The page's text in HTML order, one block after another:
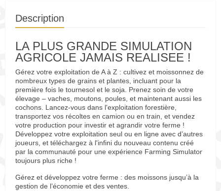
Description
LA PLUS GRANDE SIMULATION
AGRICOLE JAMAIS REALISEE !
Gérez votre exploitation de A à Z : cultivez et moissonnez de
nombreux types de grains et plantes, incluant pour la
première fois le tournesol et le soja. Prenez soin de votre
élevage – vaches, moutons, poules, et maintenant aussi les
cochons. Lancez-vous dans l'exploitation forestière,
transportez vos récoltes en camion ou en train, et vendez
votre production pour investir et agrandir votre ferme !
Développez votre exploitation seul ou en ligne avec d’autres
joueurs, et téléchargez à l'infini du nouveau contenu créé
par la communauté pour une expérience Farming Simulator
toujours plus riche !
Gérez et développez votre ferme : des moissons jusqu’à la
gestion de l’économie et des ventes.